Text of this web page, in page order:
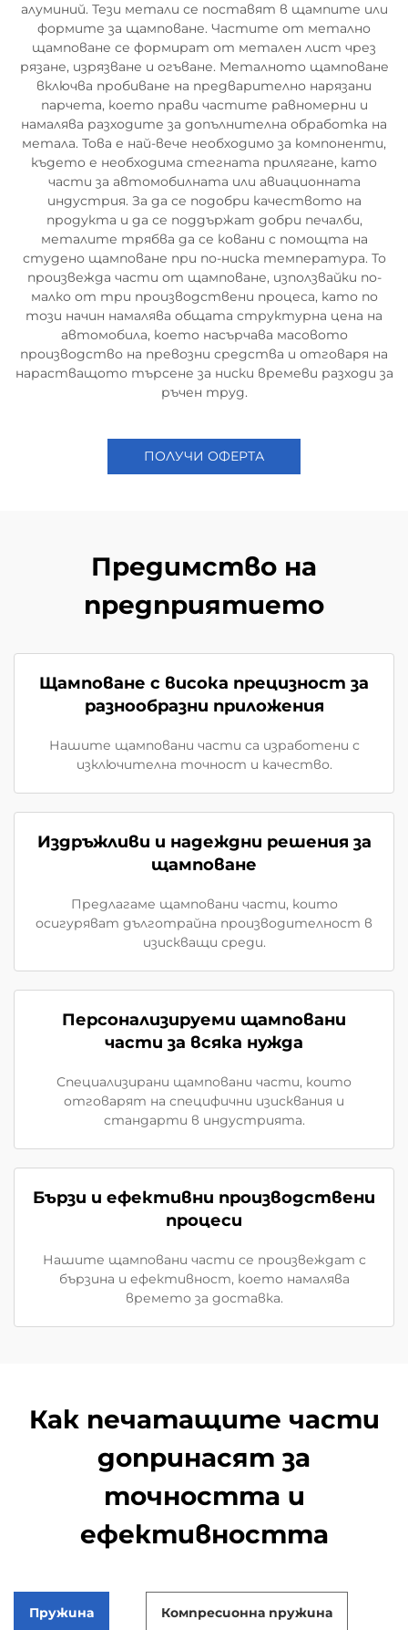
алуминий. Тези метали се поставят в щампите или
формите за щамповане. Частите от метално
щамповане се формират от метален лист чрез
рязане, изрязване и огъване. Металното щамповане
включва пробиване на предварително нарязани
парчета, което прави частите равномерни и
намалява разходите за допълнителна обработка на
метала. Това е най-вече необходимо за компоненти,
където е необходима стегната прилягане, като
части за автомобилната или авиационната
индустрия. За да се подобри качеството на
продукта и да се поддържат добри печалби,
металите трябва да се ковани с помощта на
студено щамповане при по-ниска температура. То
произвежда части от щамповане, използвайки по-
малко от три производствени процеса, като по
този начин намалява общата структурна цена на
автомобила, което насърчава масовото
производство на превозни средства и отговаря на
нарастващото търсене за ниски времеви разходи за
ръчен труд.
ПОЛУЧИ ОФЕРТА
Предимство на
предприятието
Щамповане с висока прецизност за
разнообразни приложения
Нашите щамповани части са изработени с
изключителна точност и качество.
Издръжливи и надеждни решения за
щамповане
Предлагаме щамповани части, които
осигуряват дълготрайна производителност в
изискващи среди.
Персонализируеми щамповани
части за всяка нужда
Специализирани щамповани части, които
отговарят на специфични изисквания и
стандарти в индустрията.
Бързи и ефективни производствени
процеси
Нашите щамповани части се произвеждат с
бързина и ефективност, което намалява
времето за доставка.
Как печатащите части
допринасят за
точността и
ефективността
Пружина Компресионна пружина